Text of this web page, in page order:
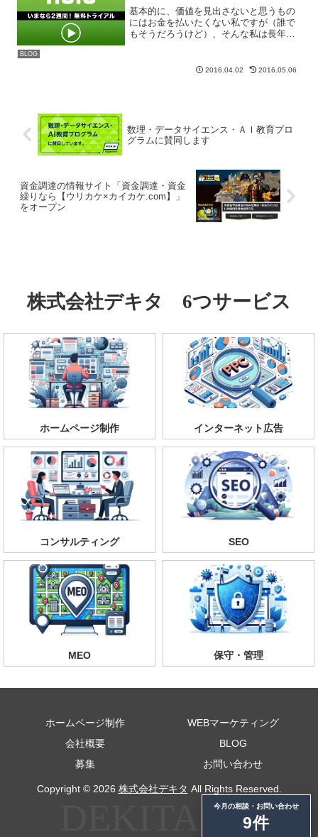
BLOG
基本的に、価値を見出さないと思うもの
にはお金を払いたくない私ですが（誰で
もそうだろうけど）、そんな私は長年
けです。では、huluの良い所と悪い所を
2016.04.02 2016.05.06
数理・データサイエンス・ＡＩ教育プロ
グラムに賛同します
資金調達の情報サイト「資金調達・資金
繰りなら【ウリカケ×カイカケ.com】」
をオープン
株式会社デキタ 6つサービス
ホームページ制作 インターネット広告
コンサルティング SEO
MEO 保守・管理
ホームページ制作
WEBマーケティング
会社概要
BLOG
募集
お問い合わせ
Copyright © 2026 株式会社デキタ All Rights Reserved.
今月の相談・お問い合わせ
9件